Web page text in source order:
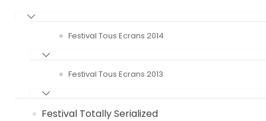
Festival Tous Ecrans 2014
Festival Tous Ecrans 2013
Festival Totally Serialized